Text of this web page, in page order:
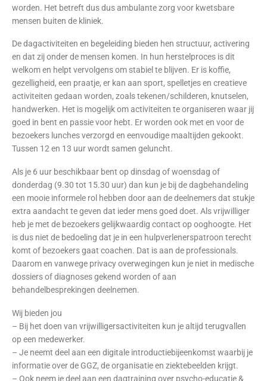
worden. Het betreft dus dus ambulante zorg voor kwetsbare
mensen buiten de kliniek.
De dagactiviteiten en begeleiding bieden hen structuur, activering
en dat zij onder de mensen komen. In hun herstelproces is dit
welkom en helpt vervolgens om stabiel te blijven. Er is koffie,
gezelligheid, een praatje, er kan aan sport, spelletjes en creatieve
activiteiten gedaan worden, zoals tekenen/schilderen, knutselen,
handwerken. Het is mogelijk om activiteiten te organiseren waar jij
goed in bent en passie voor hebt. Er worden ook met en voor de
bezoekers lunches verzorgd en eenvoudige maaltijden gekookt.
Tussen 12 en 13 uur wordt samen geluncht.
Als je 6 uur beschikbaar bent op dinsdag of woensdag of
donderdag (9.30 tot 15.30 uur) dan kun je bij de dagbehandeling
een mooie informele rol hebben door aan de deelnemers dat stukje
extra aandacht te geven dat ieder mens goed doet. Als vrijwilliger
heb je met de bezoekers gelijkwaardig contact op ooghoogte. Het
is dus niet de bedoeling dat je in een hulpverlenerspatroon terecht
komt of bezoekers gaat coachen. Dat is aan de professionals.
Daarom en vanwege privacy overwegingen kun je niet in medische
dossiers of diagnoses gekend worden of aan
behandelbesprekingen deelnemen.
Wij bieden jou
– Bij het doen van vrijwilligersactiviteiten kun je altijd terugvallen
op een medewerker.
– Je neemt deel aan een digitale introductiebijeenkomst waarbij je
informatie over de GGZ, de organisatie en ziektebeelden krijgt.
– Ook neem je deel aan een dagtraining over psycho-educatie &